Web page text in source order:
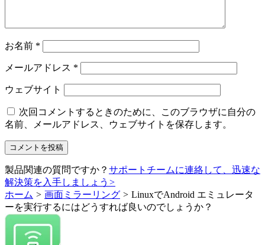
お名前 *
メールアドレス *
ウェブサイト
次回コメントするときのために、このブラウザに自分の
名前、メールアドレス、ウェブサイトを保存します。
製品関連の質問ですか？ サポートチームに連絡して、迅速な
解決策を入手しましょう >
ホーム > 画面ミラーリング > LinuxでAndroid エミュレータ
ーを実行するにはどうすれば良いのでしょうか？